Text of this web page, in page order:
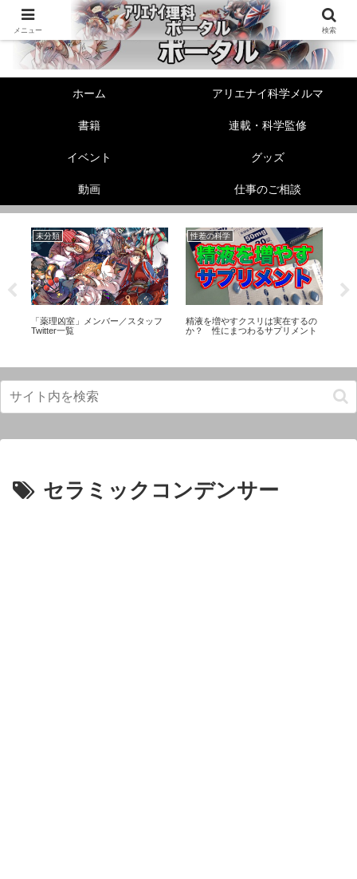
ホーム アリエナイ科学メルマ
書籍 連載・科学監修
イベント グッズ
動画 仕事のご相談
未分類
「薬理凶室」メンバー／スタッフ
Twitter一覧
性差の科学
精液を増やすクスリは実在するの
か？ 性にまつわるサプリメント
セラミックコンデンサー
メニュー 検索